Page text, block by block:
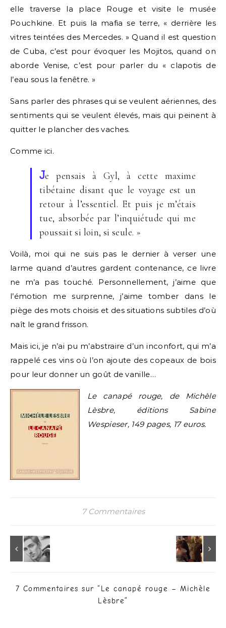
elle traverse la place Rouge et visite le musée
Pouchkine. Et puis la mafia se terre, « derrière les
vitres teintées des Mercedes. » Quand il est question
de Cuba, c’est pour évoquer les Mojitos, quand on
aborde Venise, c’est pour parler du « clapotis de
l’eau sous la fenêtre. »
Sans parler des phrases qui se veulent aériennes, des
sentiments qui se veulent élevés, mais qui peinent à
quitter le plancher des vaches.
Comme ici.
Je pensais à Gyl, à cette maxime
tibétaine disant que le voyage est un
retour à l’essentiel. Et puis je m’étais
tue, absorbée par l’inquiétude qui me
poussait si loin, si seule. »
Voilà, moi qui ne suis pas le dernier à verser une
larme quand d’autres gardent contenance, ce livre
ne m’a pas touché. Personnellement, j’aime que
l’émotion me surprenne, j’aime tomber dans le
piège des mots choisis et des situations subtiles d’où
naît le grand frisson.
Mais ici, je n’ai pu m’abstraire d’un inconfort, qui m’a
rappelé ces vins où l’on ajoute des copeaux de bois
pour leur donner un goût de vanille…
Le canapé rouge, de Michèle
Lèsbre, éditions Sabine
Wespieser, 149 pages, 17 euros.
7 Commentaires
7 Commentaires sur “ Le canapé rouge – Michèle
Lèsbre”